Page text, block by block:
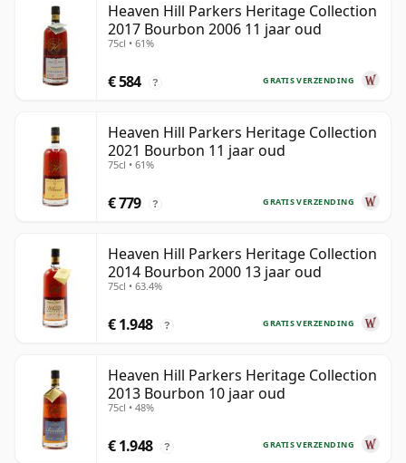
Heaven Hill Parkers Heritage Collection
2017 Bourbon 2006 11 jaar oud
75cl • 61%
GRATIS VERZENDING
€ 584 ?
Heaven Hill Parkers Heritage Collection
2021 Bourbon 11 jaar oud
75cl • 61%
GRATIS VERZENDING
€ 779 ?
Heaven Hill Parkers Heritage Collection
2014 Bourbon 2000 13 jaar oud
75cl • 63.4%
GRATIS VERZENDING
€ 1.948 ?
Heaven Hill Parkers Heritage Collection
2013 Bourbon 10 jaar oud
75cl • 48%
GRATIS VERZENDING
€ 1.948 ?